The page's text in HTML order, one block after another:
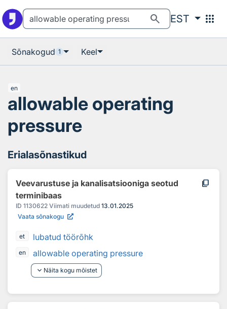
search EST apps
Sõnakogud 1 Keel
en
allowable operating
pressure
Erialasõnastikud
Veevarustuse ja kanalisatsiooniga seotud
terminibaas
content_copy
ID 1130622 Viimati muudetud 13.01.2025
Vaata sõnakogu
et lubatud töörõhk
en
allowable operating pressure
keyboard_arrow_down Näita kogu mõistet